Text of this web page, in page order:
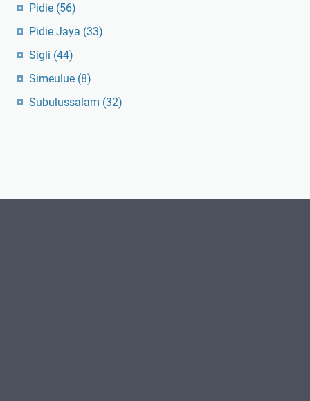
Pidie (56)
Pidie Jaya (33)
Sigli (44)
Simeulue (8)
Subulussalam (32)